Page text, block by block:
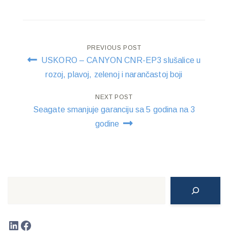
Post
navigation
PREVIOUS POST
USKORO – CANYON CNR-EP3 slušalice u
rozoj, plavoj, zelenoj i narančastoj boji
NEXT POST
Seagate smanjuje garanciju sa 5 godina na 3
godine
LinkedIn
Facebook